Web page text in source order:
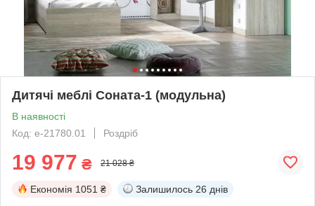
Дитячі меблі Соната-1 (модульна)
В наявності
Код: е-21780.01
Роздріб
19 977 ₴ 21 028 ₴
Економія 1051 ₴ Залишилось 26 днів